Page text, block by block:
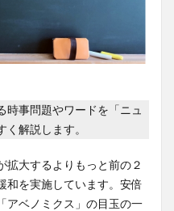
時事問題やワードを「ニュ
解説します。
大するよりもっと前の２
和を実施しています。安倍
アベノミクス」の目玉の一